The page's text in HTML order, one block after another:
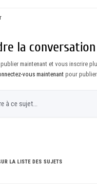
la conversation
maintenant et vous inscrire
vous maintenant pour
à ce sujet…
LA LISTE DES SUJETS